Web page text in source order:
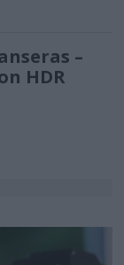
–
HDR